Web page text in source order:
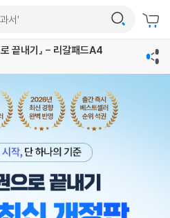
끝내기』 - 리갈패드A4